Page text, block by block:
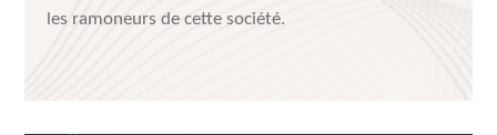
les ramoneurs de cette société.